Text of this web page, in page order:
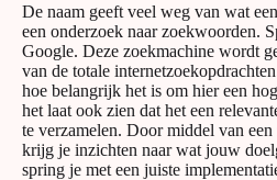
De naam geeft veel weg van wat
een onderzoek naar zoekwoorden.
Google. Deze zoekmachine wordt
van de totale
hoe belangrijk het is om hier een
het laat ook zien dat het een
te verzamelen. Door middel van
krijg je inzichten naar wat jouw
spring je met een juiste